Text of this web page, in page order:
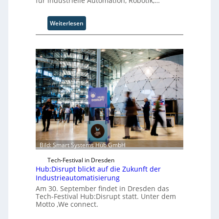
Weiterlesen
A
A
Z
ü
r
i
c
h
:
T
r
e
f
p
u
n
k
t
Bild: Smart Systems Hub GmbH
Tech-Festival in Dresden
Hub:Disrupt blickt auf die Zukunft der
Industrieautomatisierung
Am 30. September findet in Dresden das
Tech-Festival Hub:Disrupt statt. Unter dem
Motto ‚We connect.